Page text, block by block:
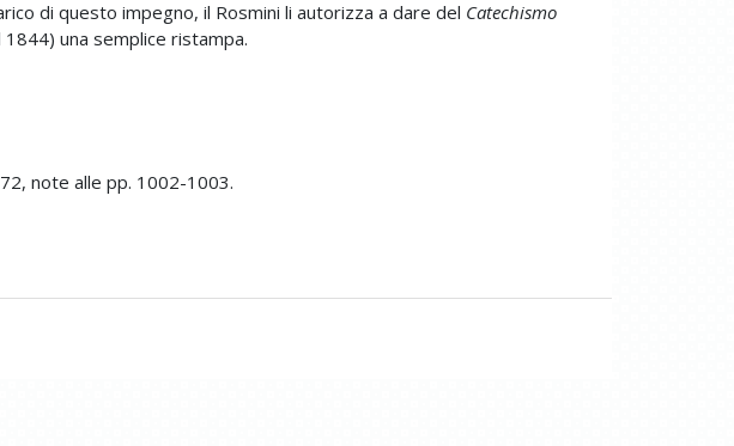
di questo impegno, il Rosmini li autorizza a dare del Catechismo
una semplice ristampa.
note alle pp. 1002-1003.